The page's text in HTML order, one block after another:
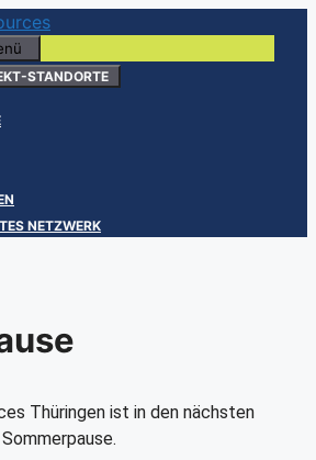
STANDORTE
NETZWERK
Thüringen ist in den nächsten